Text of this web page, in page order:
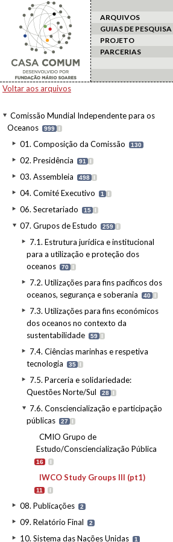
ARQUIVOS
GUIAS DE PESQUISA
PROJETO
PARCERIAS
Voltar aos arquivos
Comissão Mundial Independente para os
Oceanos
999 I
01. Composição da Comissão 130
02. Presidência 91 I
03. Assembleia 498 I
04. Comité Executivo 1 I
06. Secretariado 15 I
07. Grupos de Estudo 259 I
7.1. Estrutura jurídica e institucional
para a utilização e proteção dos
oceanos
70 I
7.2. Utilizações para fins pacíficos dos
oceanos, segurança e soberania
40 I
7.3. Utilizações para fins económicos
dos oceanos no contexto da
sustentabilidade
59 I
7.4. Ciências marinhas e respetiva
tecnologia
35 I
7.5. Parceria e solidariedade:
Questões Norte/Sul
28 I
7.6. Consciencialização e participação
públicas
27 I
CMIO Grupo de
Estudo/Consciencialização Pública
16 I
IWCO Study Groups III (pt1)
11 I
08. Publicações 2
09. Relatório Final 2
10. Sistema das Nações Unidas 1